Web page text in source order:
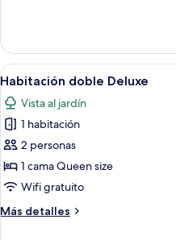
estándar
Abrir
todas
las
fotos
de
Habitación
doble
3
Habitación doble Deluxe
Vista al jardín
1 habitación
2 personas
1 cama Queen size
Wifi gratuito
Más detalles
Más